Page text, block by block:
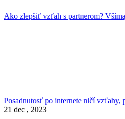
Ako zlepšiť vzťah s partnerom?
Posadnutosť po internete ničí
21 dec , 2023